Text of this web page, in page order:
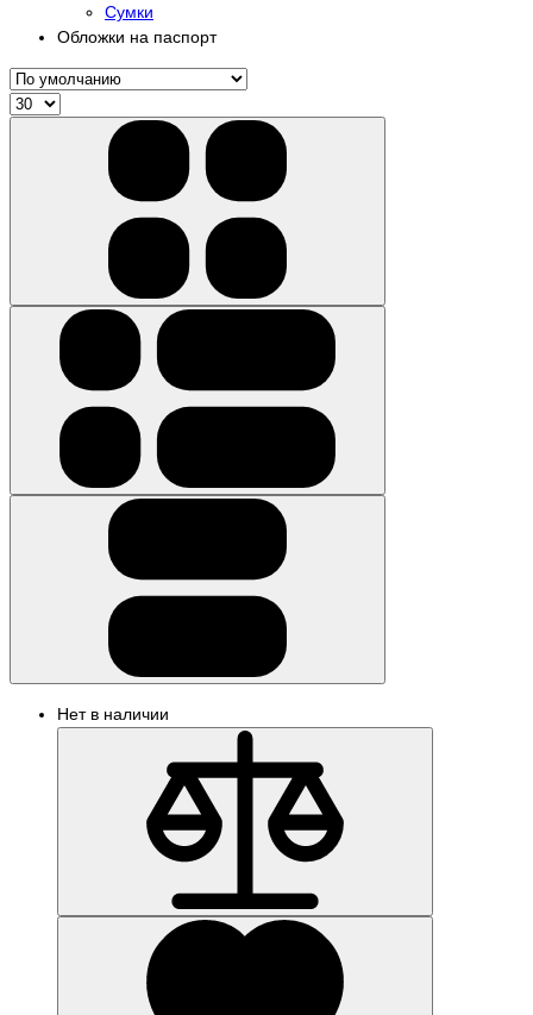
Сумки
Обложки на паспорт
Нет в наличии